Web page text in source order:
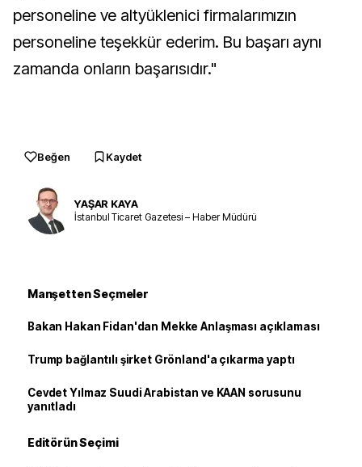
personeline ve altyüklenici firmalarımızın
personeline teşekkür ederim. Bu başarı aynı
zamanda onların başarısıdır."
Beğen Kaydet
YAŞAR KAYA
İstanbul Ticaret Gazetesi – Haber Müdürü
Manşetten Seçmeler
Bakan Hakan Fidan'dan Mekke Anlaşması açıklaması
Trump bağlantılı şirket Grönland'a çıkarma yaptı
Cevdet Yılmaz Suudi Arabistan ve KAAN sorusunu
yanıtladı
Editörün Seçimi